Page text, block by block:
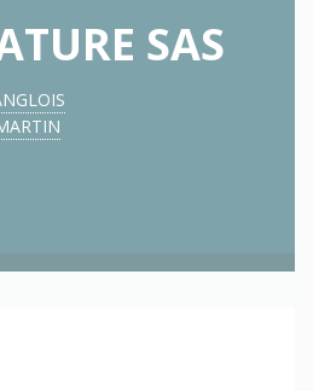
SAS